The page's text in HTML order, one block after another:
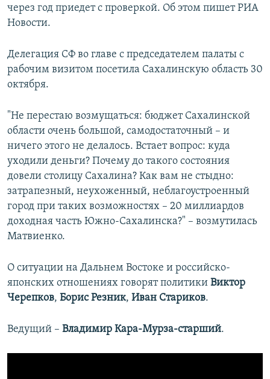
через год приедет с проверкой. Об этом пишет РИА
Новости.
Делегация СФ во главе с председателем палаты с
рабочим визитом посетила Сахалинскую область 30
октября.
"Не перестаю возмущаться: бюджет Сахалинской
области очень большой, самодостаточный – и
ничего этого не делалось. Встает вопрос: куда
уходили деньги? Почему до такого состояния
довели столицу Сахалина? Как вам не стыдно:
затрапезный, неухоженный, неблагоустроенный
город при таких возможностях – 20 миллиардов
доходная часть Южно-Сахалинска?" – возмутилась
Матвиенко.
О ситуации на Дальнем Востоке и российско-
японских отношениях говорят политики Виктор
Черепков, Борис Резник, Иван Стариков.
Ведущий –​ Владимир Кара-Мурза-старший.